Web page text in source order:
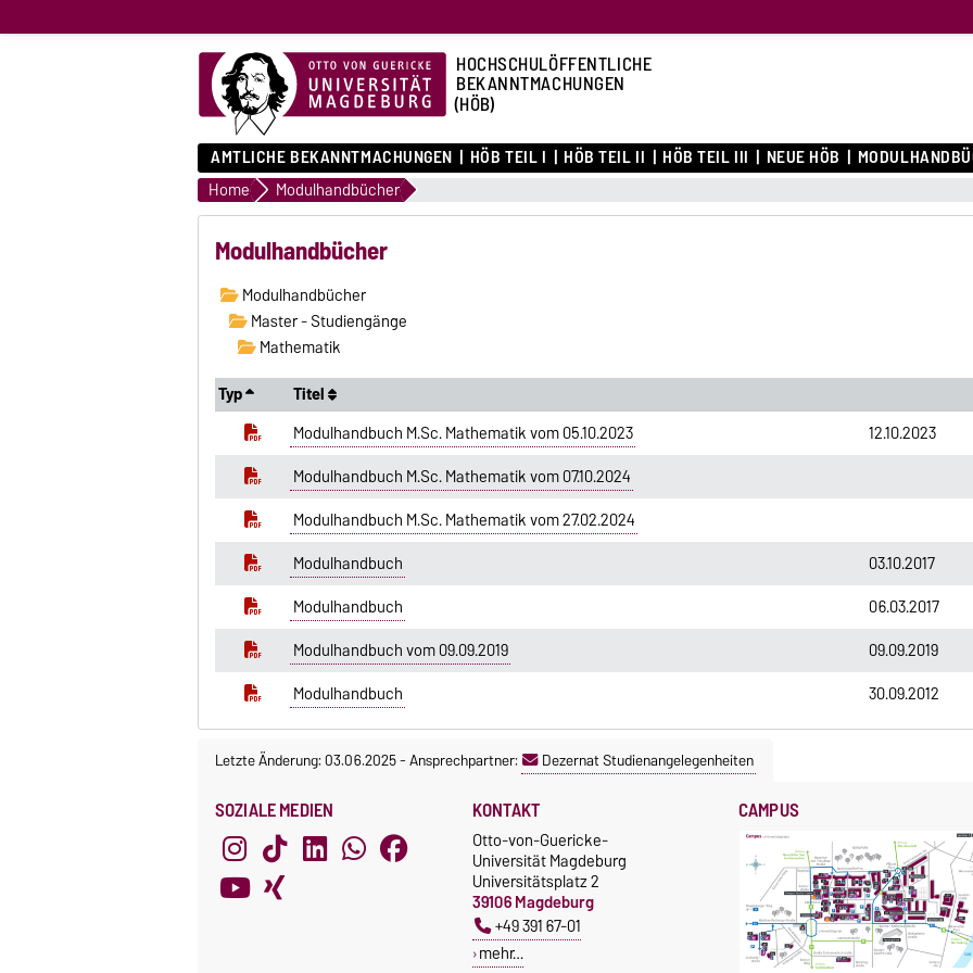
HOCHSCHULÖFFENTLICHE
BEKANNTMACHUNGEN
(HÖB)
AMTLICHE BEKANNTMACHUNGEN HÖB TEIL I HÖB TEIL II HÖB TEIL III NEUE HÖB
Home Modulhandbücher
Modulhandbücher
Modulhandbücher
Master - Studiengänge
Mathematik
Typ
Titel
Modulhandbuch M.Sc. Mathematik vom 05.10.2023
12.10.2023
Modulhandbuch M.Sc. Mathematik vom 07.10.2024
Modulhandbuch M.Sc. Mathematik vom 27.02.2024
Modulhandbuch
03.10.2017
Modulhandbuch
06.03.2017
Modulhandbuch vom 09.09.2019
09.09.2019
Modulhandbuch
30.09.2012
Letzte Änderung: 03.06.2025-Ansprechpartner: Dezernat Studienangelegenheiten
SOZIALE MEDIEN KONTAKT
Otto-von-Guericke-
Universität Magdeburg
Universitätsplatz 2
39106 Magdeburg
+49 391 67-01
mehr…
CAMPUS